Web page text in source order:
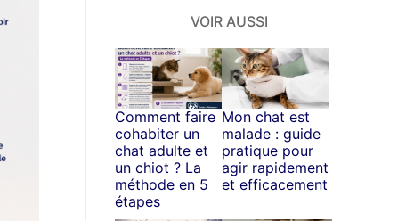
VOIR AUSSI
Comment faire
cohabiter un
chat adulte et
un chiot ? La
méthode en 5
étapes
Mon chat est
malade : guide
pratique pour
agir rapidement
et efficacement